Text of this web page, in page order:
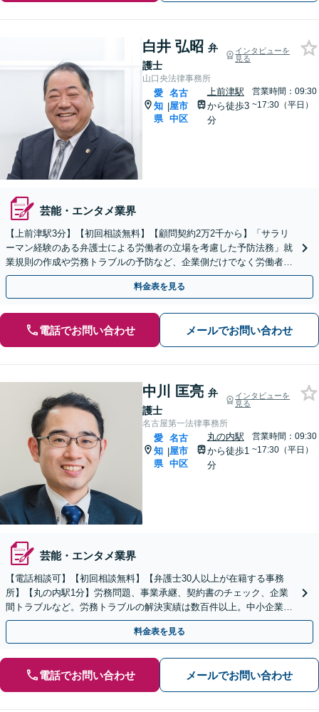
白井 弘昭 弁
護士
インタビューを
見る
山口央法律事務所
愛
知
県
|
名古
屋市
中区
上前津駅
から徒歩3
分
営業時間：09:30
~17:30（平日）
芸能・エンタメ業界
【上前津駅3分】【初回相談無料】【顧問契約2万2千から】「サラリ
ーマン経験のある弁護士による労働者の立場を考慮した予防法務」就
業規則の作成や労務トラブルの予防など、企業側だけでなく労働者の
視点も大切にしたバランスよい法務サポートを提供します
料金表を見る
電話でお問い合わせ メールでお問い合わせ
中川 匡亮 弁
護士
インタビューを
見る
名古屋第一法律事務所
愛
知
県
|
名古
屋市
中区
丸の内駅
から徒歩1
分
営業時間：09:30
~17:30（平日）
芸能・エンタメ業界
【電話相談可】【初回相談無料】【弁護士30人以上が在籍する事務
所】【丸の内駅1分】労務問題、事業承継、契約書のチェック、企業
間トラブルなど。労務トラブルの解決実績は数百件以上。中小企業家
同友会に所属しセミナー講師なども担当
料金表を見る
電話でお問い合わせ メールでお問い合わせ